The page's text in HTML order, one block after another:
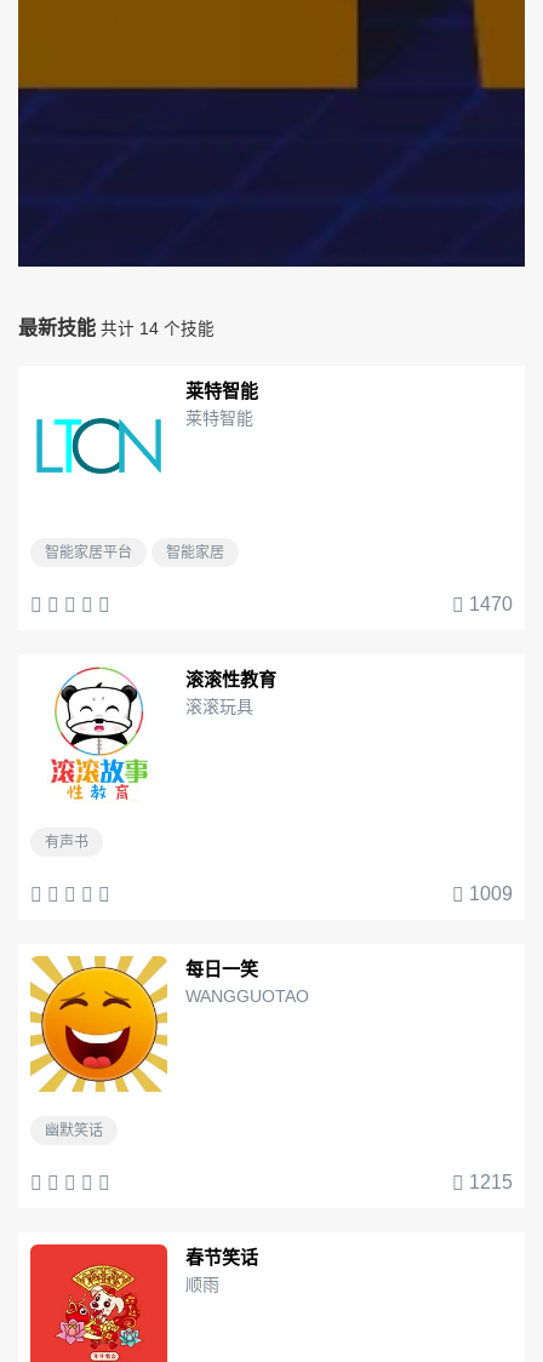
最新技能 共计 14 个技能
莱特智能
莱特智能
智能家居平台 智能家居
1470
滚滚性教育
滚滚玩具
有声书
1009
每日一笑
WANGGUOTAO
幽默笑话
1215
春节笑话
顺雨